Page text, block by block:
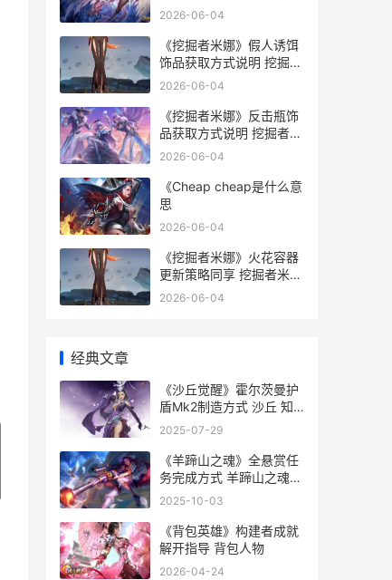
略
2026-06-04
《挖掘者米娜》假人诱饵
饰品获取方式说明 挖掘者
米娜升级
2026-06-04
《挖掘者米娜》反击瓶饰
品获取方式说明 挖掘者米
娜 修改器
2026-06-04
《Cheap cheap是什么意
思
2026-06-04
《挖掘者米娜》火花容器
更新策略同享 挖掘者米娜
nsp
2026-06-04
经典文章
《沙丘觉醒》霍尔茨曼护
盾Mk2制造方式 沙丘 知
乎
2025-07-29
《羊蹄山之魂》全悬赏任
务完成方式 羊蹄山之魂发
售日期
2025-10-03
《背包英雄》构建者成就
解开指导 背包人物
2026-04-24